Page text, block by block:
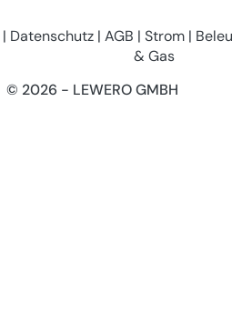
© 2026 - LEWERO GMBH
Datenschutz AGB
Strom
& Gas